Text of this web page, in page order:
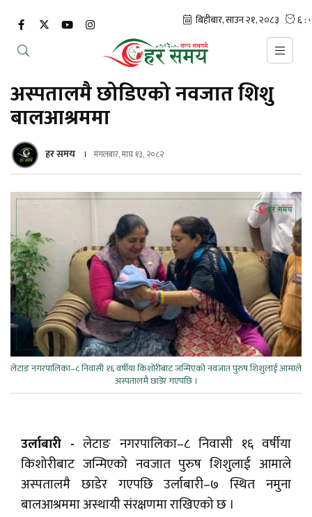
अस्पतालमै छोडिएको नवजात शिशु
बालआश्रममा
हर समय मंगलबार, माघ १३, २०८२
लेटाङ नगरपालिका–८ निवासी १६ वर्षीया किशोरीबाट जन्मिएको नवजात पुरुष शिशुलाई आमाले
अस्पतालमै छाडेर गएपछि ।
उर्लाबारी - लेटाङ नगरपालिका–८ निवासी १६ वर्षीया
किशोरीबाट जन्मिएको नवजात पुरुष शिशुलाई आमाले
अस्पतालमै छाडेर गएपछि उर्लाबारी–७ स्थित नमुना
बालआश्रममा अस्थायी संरक्षणमा राखिएको छ ।